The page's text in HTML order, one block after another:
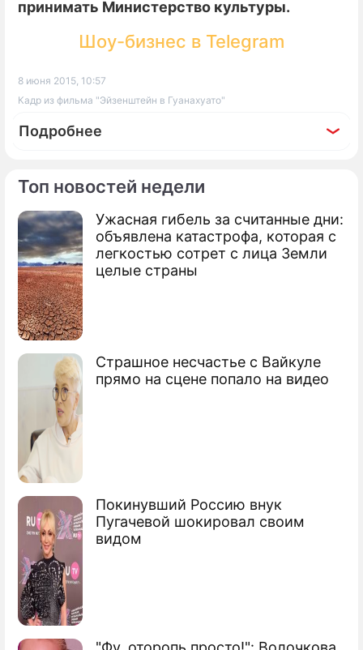
Топ новостей недели
Ужасная гибель за считанные дни:
объявлена катастрофа, которая с
легкостью сотрет с лица Земли
целые страны
Страшное несчастье с Вайкуле
прямо на сцене попало на видео
Покинувший Россию внук
Пугачевой шокировал своим
видом
принимать Министерство культуры.
Шоу-бизнес в Telegram
8 июня 2015, 10:57
Кадр из фильма "Эйзенштейн в Гуанахуато"
Подробнее
По теме
Продолжение: Барта Симпсона
убьют осенью
Фильм об Эйзенштейне-гее восхитил
Берлин
Самые ожидаемые фильмы
"Кинотавра"
На Украине запретили 162 российских
"Битву за Севастополь" увидит весь мир
Сюжеты
Кино